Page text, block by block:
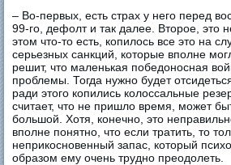
– Во-первых, есть страх у него перед
99-го, дефолт и так далее. Второе, это
этом что-то есть, копилось все это на
серьезных санкций, которые вполне
решит, что маленькая победоносная
проблемы. Тогда нужно будет
ради этого копились колоссальные
считает, что не пришло время, может
большой. Хотя, конечно, это
вполне понятно, что если тратить, то
неприкосновенный запас, который
образом ему очень трудно преодолеть.